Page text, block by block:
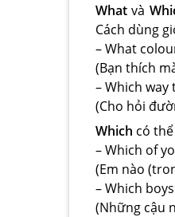
What và
Cách dùng
– What
(Bạn thích
– Which
(Cho hỏi
Which có
– Which of
(Em nào
– Which
(Những cậu